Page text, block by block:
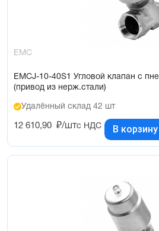
EMC
EMCJ-10-40S1 Угловой клапан с
(привод из нерж.стали)
Удалённый склад 42 шт
12 610,90 ₽/штс НДС В корзину